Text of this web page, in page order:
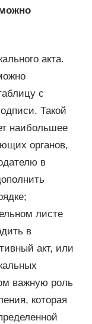
акта.
с
Такой
наибольшее
органов,
в
листе
в
акт, или
важную роль
которая